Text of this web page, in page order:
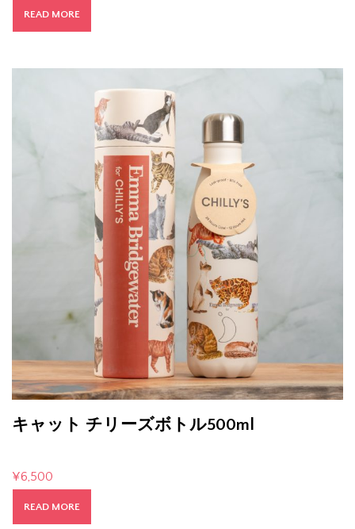
READ MORE
キャット チリーズボトル500ml
¥6,500
READ MORE